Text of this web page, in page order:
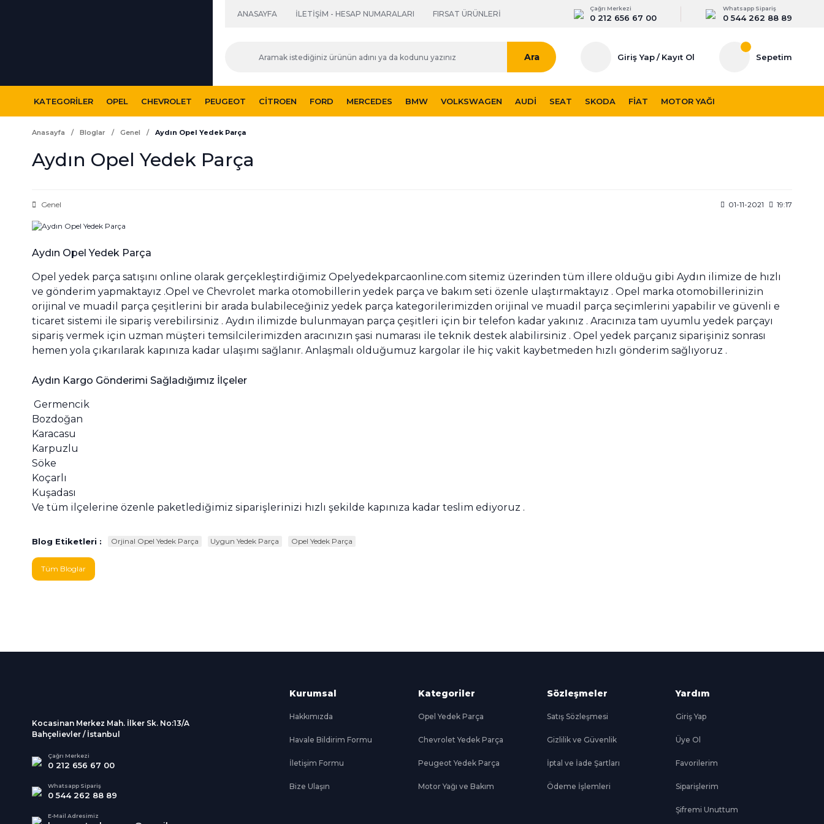
ANASAYFA İLETİŞİM - HESAP NUMARALARI FIRSAT ÜRÜNLERİ
Çağrı Merkezi
0 212 656 67 00
Whatsapp Sipariş
0 544 262 88 89
Ara Giriş Yap/ Kayıt Ol Sepetim
KATEGORILER OPEL CHEVROLET PEUGEOT CITROEN FORD MERCEDES BMW VOLKSWAGEN AUDI SEAT SKODA FIAT MOTOR YAĞI
Anasayfa Bloglar Genel Aydın Opel Yedek Parça
Aydın Opel Yedek Parça
Genel 01-11-2021 19:17
Aydın Opel Yedek Parça
Opel yedek parça satışını online olarak gerçekleştirdiğimiz Opelyedekparcaonline.com sitemiz üzerinden tüm illere olduğu gibi Aydın ilimize de hızlı
ve gönderim yapmaktayız .Opel ve Chevrolet marka otomobillerin yedek parça ve bakım seti özenle ulaştırmaktayız . Opel marka otomobillerinizin
orijinal ve muadil parça çeşitlerini bir arada bulabileceğiniz yedek parça kategorilerimizden orijinal ve muadil parça seçimlerini yapabilir ve güvenli e
ticaret sistemi ile sipariş verebilirsiniz . Aydın ilimizde bulunmayan parça çeşitleri için bir telefon kadar yakınız . Aracınıza tam uyumlu yedek parçayı
sipariş vermek için uzman müşteri temsilcilerimizden aracınızın şasi numarası ile teknik destek alabilirsiniz . Opel yedek parçanız siparişiniz sonrası
hemen yola çıkarılarak kapınıza kadar ulaşımı sağlanır. Anlaşmalı olduğumuz kargolar ile hiç vakit kaybetmeden hızlı gönderim sağlıyoruz .
Aydın Kargo Gönderimi Sağladığımız İlçeler
Germencik
Bozdoğan
Karacasu
Karpuzlu
Söke
Koçarlı
Kuşadası
Ve tüm ilçelerine özenle paketlediğimiz siparişlerinizi hızlı şekilde kapınıza kadar teslim ediyoruz .
Blog Etiketleri : Orjinal Opel Yedek Parça Uygun Yedek Parça Opel Yedek Parça
Tüm Bloglar
Kocasinan Merkez Mah. İlker Sk. No:13/A
Bahçelievler / İstanbul
Çağrı Merkezi
0 212 656 67 00
Whatsapp Sipariş
0 544 262 88 89
E-Mail Adresimiz
Kurumsal
Hakkımızda
Havale Bildirim Formu
İletişim Formu
Bize Ulaşın
Kategoriler
Opel Yedek Parça
Chevrolet Yedek Parça
Peugeot Yedek Parça
Motor Yağı ve Bakım
Sözleşmeler
Satış Sözleşmesi
Gizlilik ve Güvenlik
İptal ve İade Şartları
Ödeme İşlemleri
Yardım
Giriş Yap
Üye Ol
Favorilerim
Siparişlerim
Şifremi Unuttum